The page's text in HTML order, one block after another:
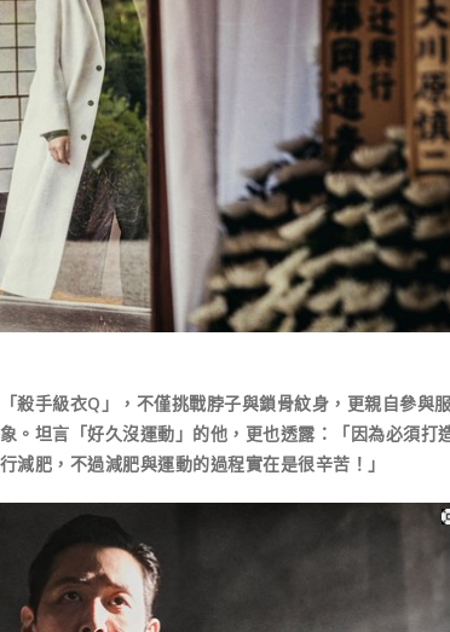
殺手級衣Q」，不僅挑戰脖子與鎖骨紋身，更親自參與服
。坦言「好久沒運動」的他，更也透露：「因為必須打
減肥，不過減肥與運動的過程實在是很辛苦！」